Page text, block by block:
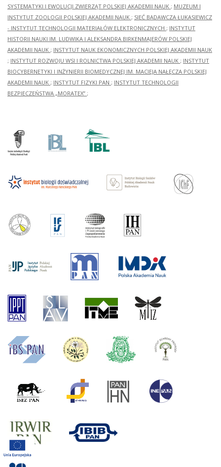
SYSTEMATYKI I EWOLUCJI ZWIERZĄT POLSKIEJ AKADEMII NAUK ; MUZEUM I
INSTYTUT ZOOLOGII POLSKIEJ AKADEMII NAUK ; SIEĆ BADAWCZA ŁUKASIEWICZ
- INSTYTUT TECHNOLOGII MATERIAŁÓW ELEKTRONICZNYCH ; INSTYTUT
HISTORII NAUKI IM. LUDWIKA I ALEKSANDRA BIRKENMAJERÓW POLSKIEJ
AKADEMII NAUK ; INSTYTUT NAUK EKONOMICZNYCH POLSKIEJ AKADEMII NAUK
; INSTYTUT ROZWOJU WSI I ROLNICTWA POLSKIEJ AKADEMII NAUK ; INSTYTUT
BIOCYBERNETYKI I INŻYNIERII BIOMEDYCZNEJ IM. MACIEJA NAŁĘCZA POLSKIEJ
AKADEMII NAUK ; INSTYTUT FIZYKI PAN ; INSTYTUT TECHNOLOGII
BEZPIECZEŃSTWA „MORATEX” ;